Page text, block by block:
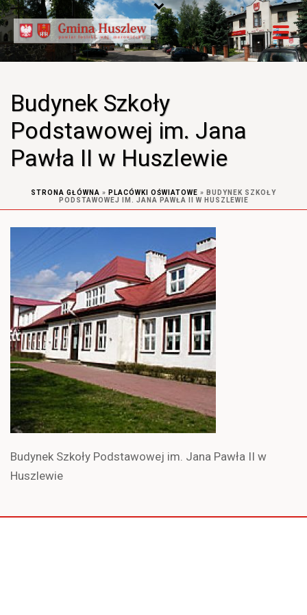
Budynek Szkoły
Podstawowej im. Jana
Pawła II w Huszlewie
STRONA GŁÓWNA » PLACÓWKI OŚWIATOWE » BUDYNEK SZKOŁY
PODSTAWOWEJ IM. JANA PAWŁA II W HUSZLEWIE
Budynek Szkoły Podstawowej im. Jana Pawła II w
Huszlewie